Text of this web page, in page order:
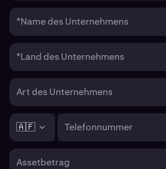
*Name des Unternehmens
*Land des Unternehmens
Art des Unternehmens
🇦🇫 Telefonnummer
Assetbetrag